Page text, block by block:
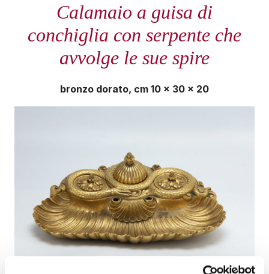
Calamaio a guisa di
conchiglia con serpente che
avvolge le sue spire
bronzo dorato, cm 10 x 30 x 20